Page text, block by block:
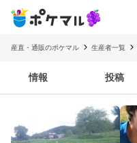
産直・通販のポケマル 生産者一覧
情報 投稿